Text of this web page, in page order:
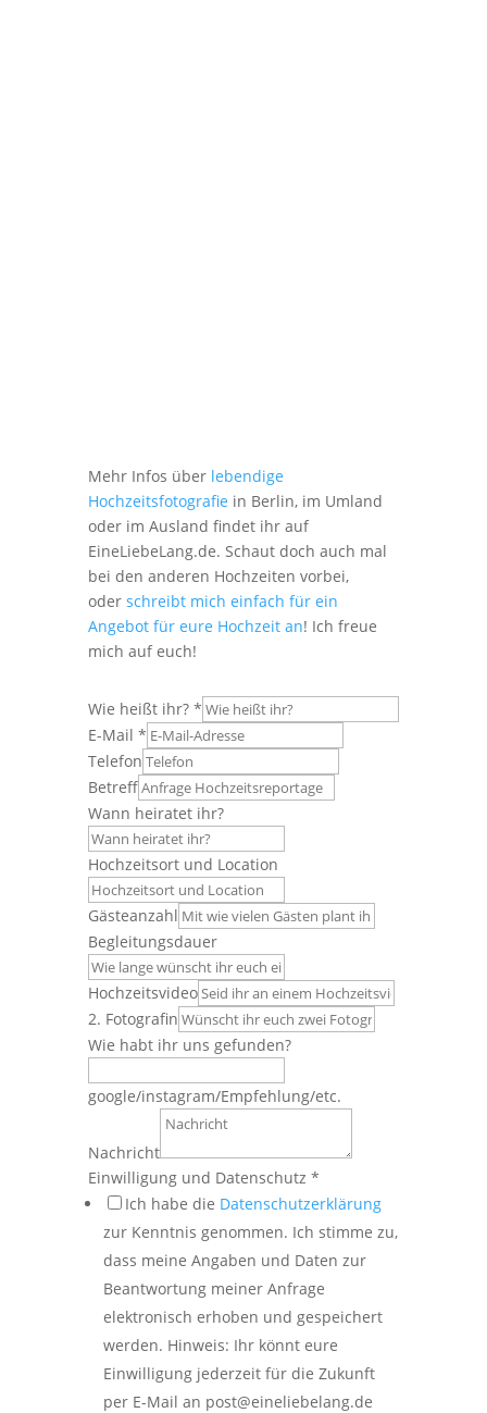
Mehr Infos über lebendige
Hochzeitsfotografie in Berlin, im Umland
oder im Ausland findet ihr auf
EineLiebeLang.de. Schaut doch auch mal
bei den anderen Hochzeiten vorbei,
oder schreibt mich einfach für ein
Angebot für eure Hochzeit an! Ich freue
mich auf euch!
Wie heißt ihr? *
E-Mail *
Telefon
Betreff
Wann heiratet ihr?
Hochzeitsort und Location
Gästeanzahl
Begleitungsdauer
Hochzeitsvideo
2. Fotografin
Wie habt ihr uns gefunden?
google/instagram/Empfehlung/etc.
Nachricht
Einwilligung und Datenschutz *
Ich habe die Datenschutzerklärung
zur Kenntnis genommen. Ich stimme zu,
dass meine Angaben und Daten zur
Beantwortung meiner Anfrage
elektronisch erhoben und gespeichert
werden. Hinweis: Ihr könnt eure
Einwilligung jederzeit für die Zukunft
per E-Mail an post@eineliebelang.de